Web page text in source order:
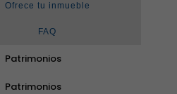
Ofrece tu inmueble
FAQ
Patrimonios
Patrimonios